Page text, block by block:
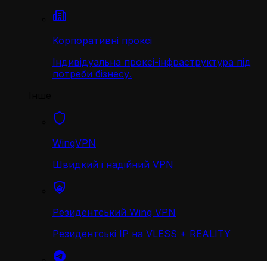
Корпоративні проксі
Індивідуальна проксі-інфраструктура під
потреби бізнесу.
WingVPN
Швидкий і надійний VPN
Резидентський Wing VPN
Резидентські IP на VLESS + REALITY